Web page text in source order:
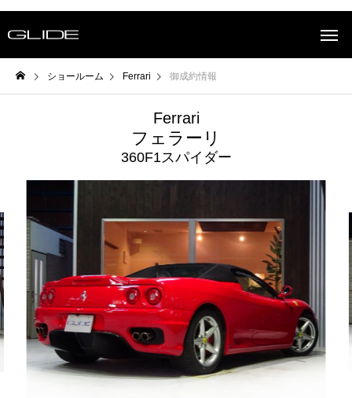
ショールーム Ferrari 御成約情報
Ferrari
フェラーリ
360F1スパイダー